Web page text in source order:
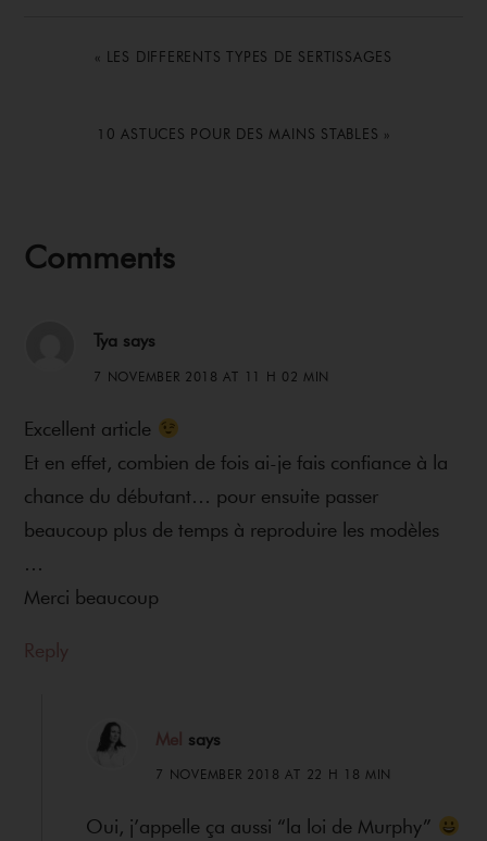
PREVIOUS
« LES DIFFERENTS TYPES DE SERTISSAGES
NEXT
10 ASTUCES POUR DES MAINS STABLES »
Reader
Comments
Tya says
7 NOVEMBER 2018 AT 11 H 02 MIN
Excellent article
Et en effet, combien de fois ai-je fais confiance à la
chance du débutant… pour ensuite passer
beaucoup plus de temps à reproduire les modèles
…
Merci beaucoup
Reply
Mel says
7 NOVEMBER 2018 AT 22 H 18 MIN
Oui, j’appelle ça aussi “la loi de Murphy”